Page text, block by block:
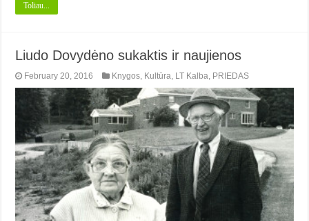
Toliau...
Liudo Dovydėno sukaktis ir naujienos
February 20, 2016 Knygos, Kultūra, LT Kalba, PRIEDAS